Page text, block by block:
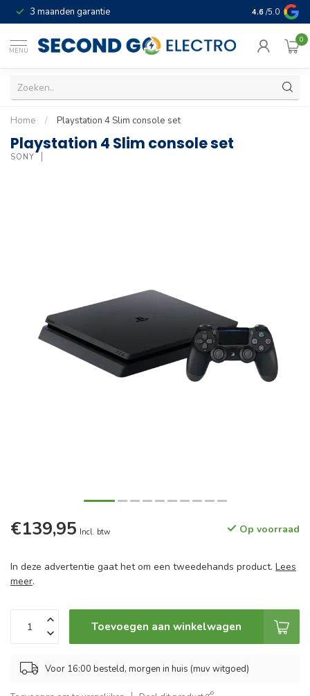
3 maanden garantie Geld terug
4.6 /5.0
MENU
0
Home / Playstation 4 Slim console set
Playstation 4 Slim console set
SONY
€139,95 Incl. btw Op voorraad
In deze advertentie gaat het om een tweedehands product. Lees
meer.
Toevoegen aan winkelwagen
Voor 16:00 besteld, morgen in huis (muv witgoed)